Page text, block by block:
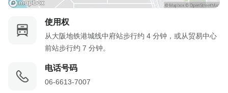
使用权
从大阪地铁港城线中府站步行约 4 分钟，或从贸易中心
前站步行约 7 分钟。
电话号码
06-6613-7007